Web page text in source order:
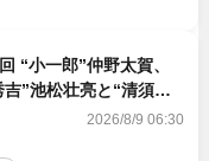
“小一郎”仲野太賀、
”池松壮亮と“清須会
2026/8/9 06:30